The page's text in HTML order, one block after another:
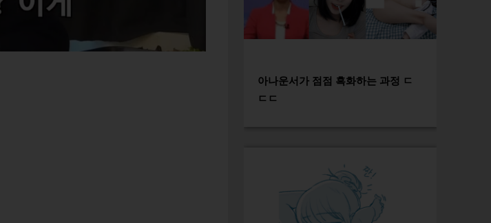
아나운서가 점점 흑화하는 과정 ㄷ
ㄷㄷ